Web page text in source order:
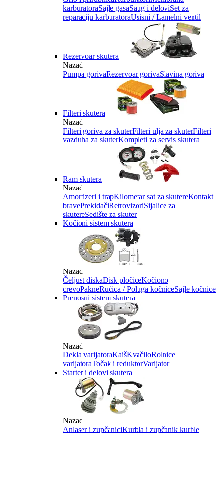
karburatoraSajle gasaSaug i deloviSet za
reparaciju karburatoraUsisni / Lamelni ventil
Rezervoar skutera
Nazad
Pumpa gorivaRezervoar gorivaSlavina goriva
Filteri skutera
Nazad
Filteri goriva za skuterFilteri ulja za skuterFilteri
vazduha za skuterKompleti za servis skutera
Ram skutera
Nazad
Amortizeri i trapKilometar sat za skutereKontakt
bravePrekidačiRetrovizoriSijalice za
skutereSedište za skuter
Kočioni sistem skutera
Nazad
Čeljust diskaDisk pločiceKočiono
crevoPakneRučica / Poluga kočniceSajle kočnice
Prenosni sistem skutera
Nazad
Dekla varijatoraKaišKvačiloRolnice
varijatoraTočak i reduktorVarijator
Starter i delovi skutera
Nazad
Anlaser i zupčaniciKurbla i zupčanik kurble